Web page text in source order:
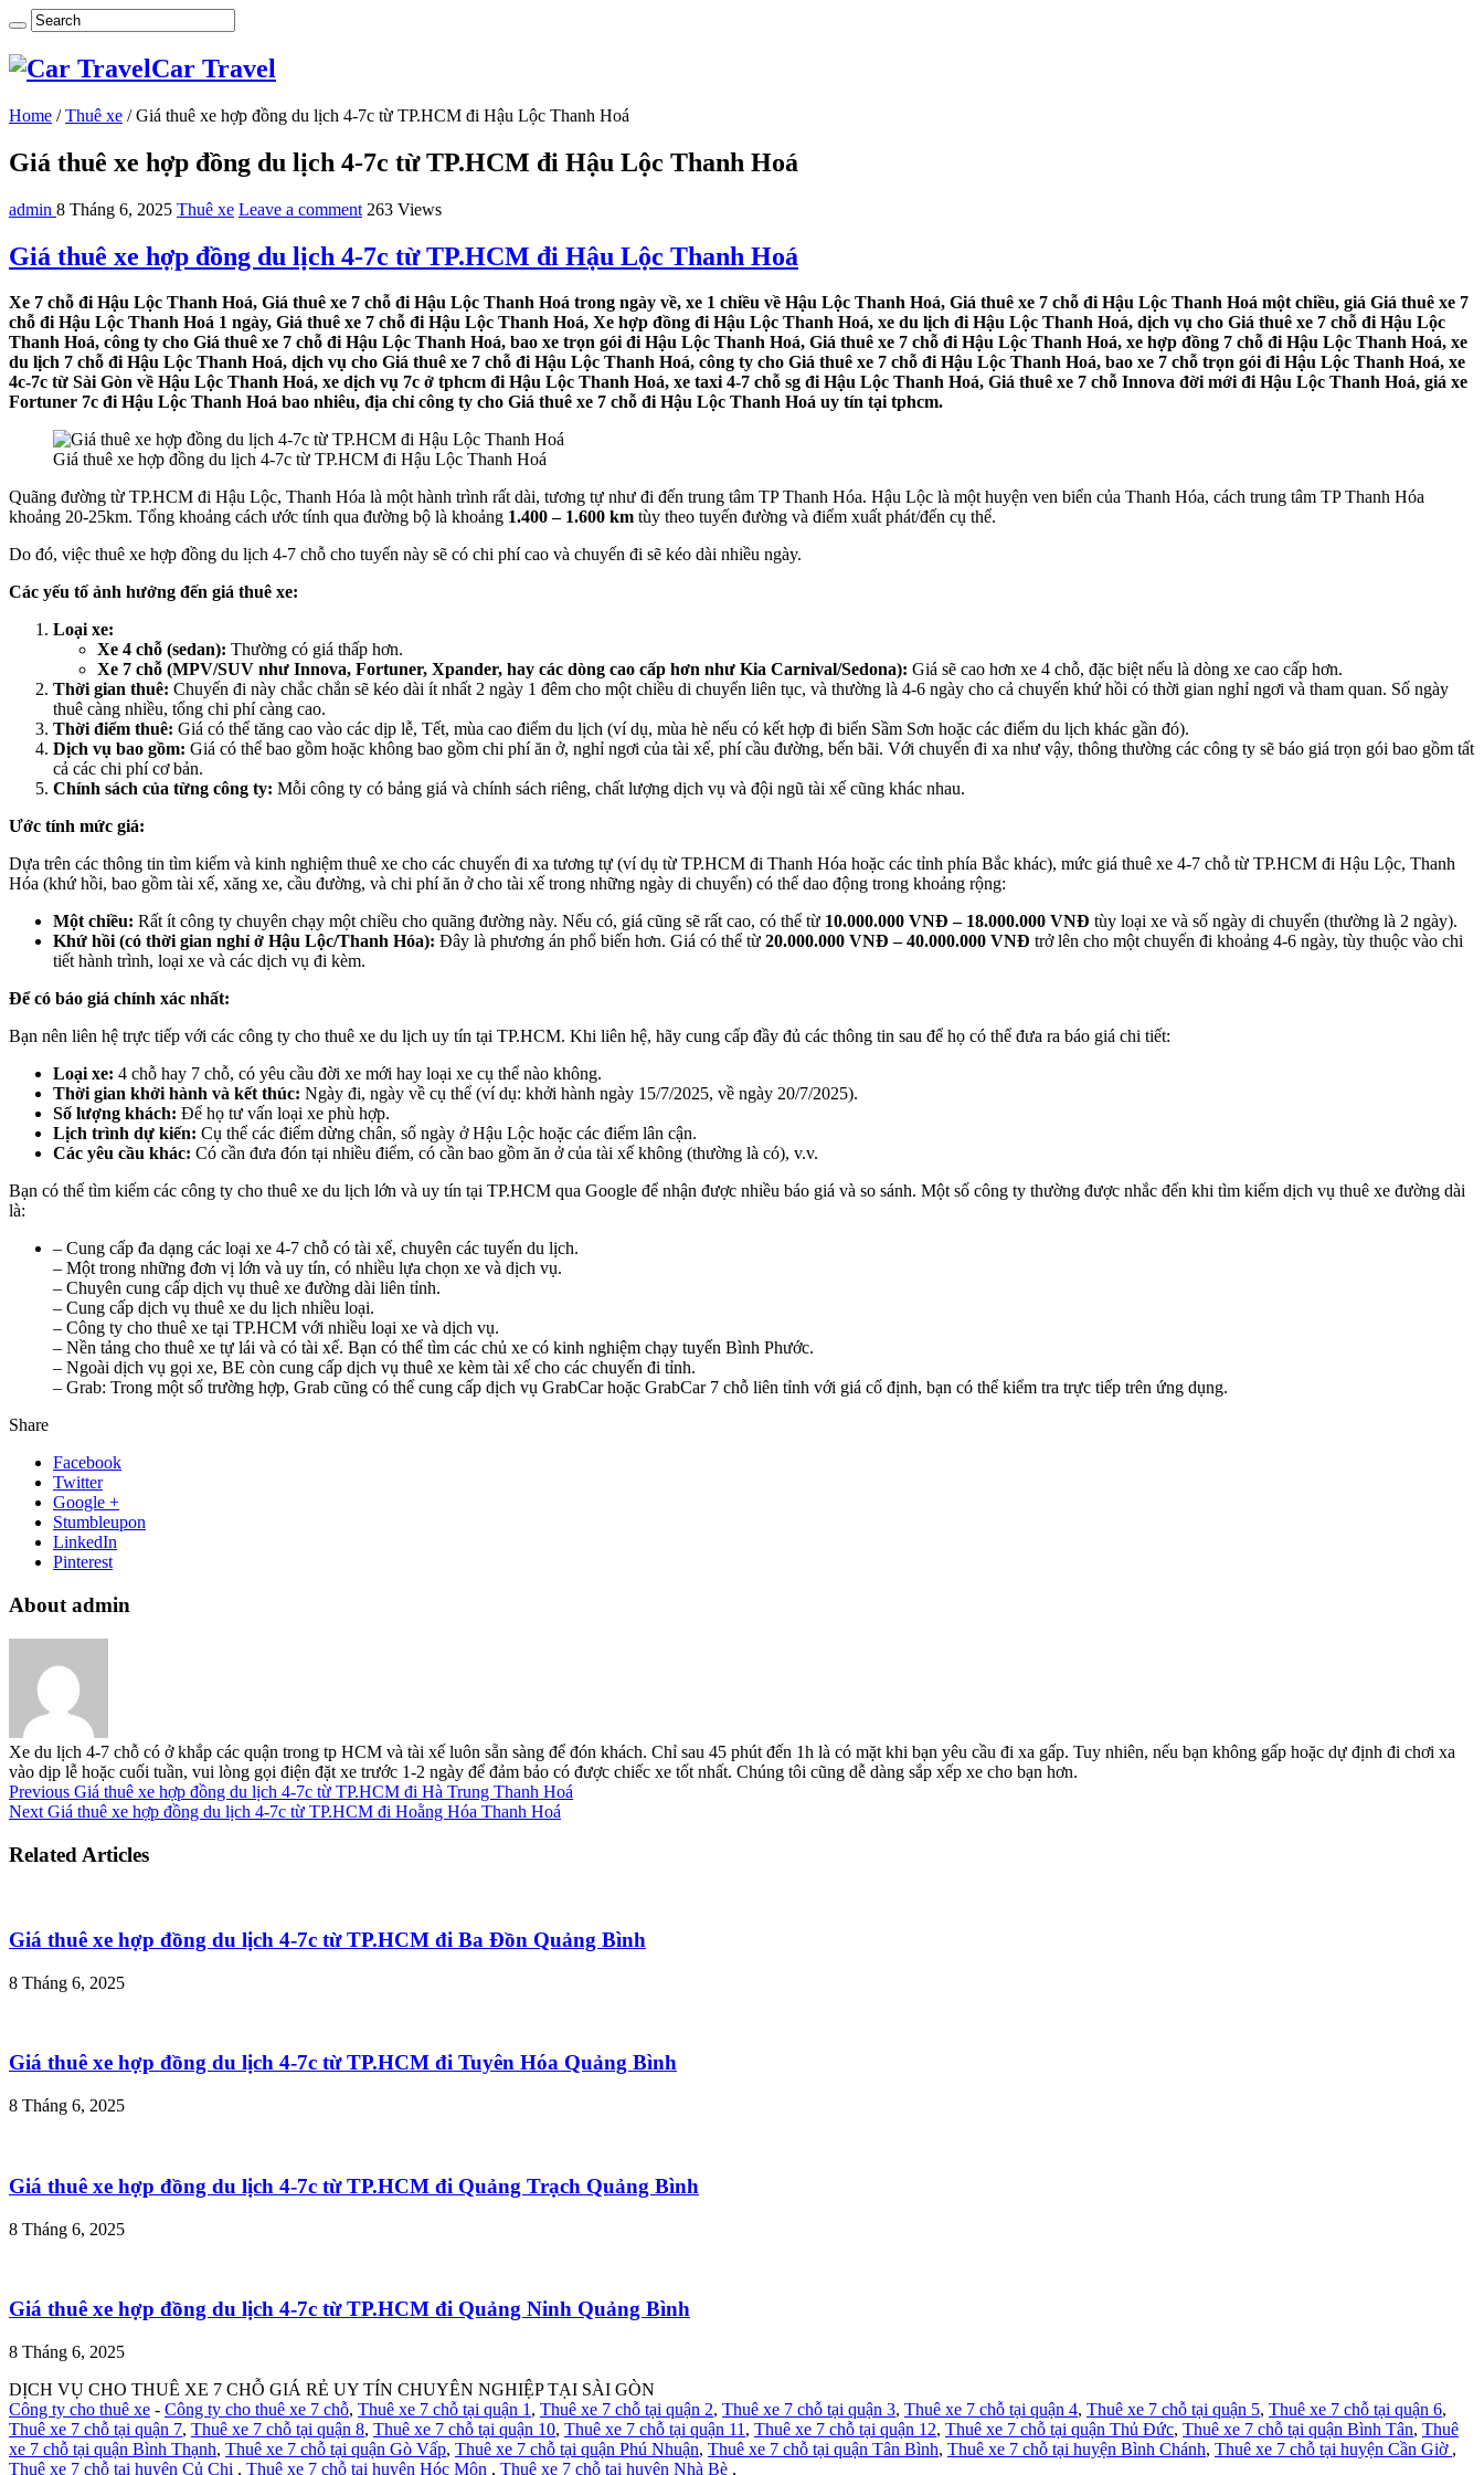
Car Travel
Home / Thuê xe / Giá thuê xe hợp đồng du lịch 4-7c từ TP.HCM đi Hậu Lộc Thanh Hoá
Giá thuê xe hợp đồng du lịch 4-7c từ TP.HCM đi Hậu Lộc Thanh Hoá
admin 8 Tháng 6, 2025 Thuê xe Leave a comment 263 Views
Giá thuê xe hợp đồng du lịch 4-7c từ TP.HCM đi Hậu Lộc Thanh Hoá
Xe 7 chỗ đi Hậu Lộc Thanh Hoá, Giá thuê xe 7 chỗ đi Hậu Lộc Thanh Hoá trong ngày về, xe 1 chiều về Hậu Lộc Thanh Hoá, Giá thuê xe 7 chỗ đi Hậu Lộc Thanh Hoá một chiều, giá Giá thuê xe 7
chỗ đi Hậu Lộc Thanh Hoá 1 ngày, Giá thuê xe 7 chỗ đi Hậu Lộc Thanh Hoá, Xe hợp đồng đi Hậu Lộc Thanh Hoá, xe du lịch đi Hậu Lộc Thanh Hoá, dịch vụ cho Giá thuê xe 7 chỗ đi Hậu Lộc
Thanh Hoá, công ty cho Giá thuê xe 7 chỗ đi Hậu Lộc Thanh Hoá, bao xe trọn gói đi Hậu Lộc Thanh Hoá, Giá thuê xe 7 chỗ đi Hậu Lộc Thanh Hoá, xe hợp đồng 7 chỗ đi Hậu Lộc Thanh Hoá, xe
du lịch 7 chỗ đi Hậu Lộc Thanh Hoá, dịch vụ cho Giá thuê xe 7 chỗ đi Hậu Lộc Thanh Hoá, công ty cho Giá thuê xe 7 chỗ đi Hậu Lộc Thanh Hoá, bao xe 7 chỗ trọn gói đi Hậu Lộc Thanh Hoá, xe
4c-7c từ Sài Gòn về Hậu Lộc Thanh Hoá, xe dịch vụ 7c ở tphcm đi Hậu Lộc Thanh Hoá, xe taxi 4-7 chỗ sg đi Hậu Lộc Thanh Hoá, Giá thuê xe 7 chỗ Innova đời mới đi Hậu Lộc Thanh Hoá, giá xe
Fortuner 7c đi Hậu Lộc Thanh Hoá bao nhiêu, địa chỉ công ty cho Giá thuê xe 7 chỗ đi Hậu Lộc Thanh Hoá uy tín tại tphcm.
Giá thuê xe hợp đồng du lịch 4-7c từ TP.HCM đi Hậu Lộc Thanh Hoá
Quãng đường từ TP.HCM đi Hậu Lộc, Thanh Hóa là một hành trình rất dài, tương tự như đi đến trung tâm TP Thanh Hóa. Hậu Lộc là một huyện ven biển của Thanh Hóa, cách trung tâm TP Thanh Hóa
khoảng 20-25km. Tổng khoảng cách ước tính qua đường bộ là khoảng 1.400 – 1.600 km tùy theo tuyến đường và điểm xuất phát/đến cụ thể.
Do đó, việc thuê xe hợp đồng du lịch 4-7 chỗ cho tuyến này sẽ có chi phí cao và chuyến đi sẽ kéo dài nhiều ngày.
Các yếu tố ảnh hưởng đến giá thuê xe:
Loại xe:
Xe 4 chỗ (sedan): Thường có giá thấp hơn.
Xe 7 chỗ (MPV/SUV như Innova, Fortuner, Xpander, hay các dòng cao cấp hơn như Kia Carnival/Sedona): Giá sẽ cao hơn xe 4 chỗ, đặc biệt nếu là dòng xe cao cấp hơn.
Thời gian thuê: Chuyến đi này chắc chắn sẽ kéo dài ít nhất 2 ngày 1 đêm cho một chiều di chuyển liên tục, và thường là 4-6 ngày cho cả chuyến khứ hồi có thời gian nghỉ ngơi và tham quan. Số ngày
thuê càng nhiều, tổng chi phí càng cao.
Thời điểm thuê: Giá có thể tăng cao vào các dịp lễ, Tết, mùa cao điểm du lịch (ví dụ, mùa hè nếu có kết hợp đi biển Sầm Sơn hoặc các điểm du lịch khác gần đó).
Dịch vụ bao gồm: Giá có thể bao gồm hoặc không bao gồm chi phí ăn ở, nghỉ ngơi của tài xế, phí cầu đường, bến bãi. Với chuyến đi xa như vậy, thông thường các công ty sẽ báo giá trọn gói bao gồm tất
cả các chi phí cơ bản.
Chính sách của từng công ty: Mỗi công ty có bảng giá và chính sách riêng, chất lượng dịch vụ và đội ngũ tài xế cũng khác nhau.
Ước tính mức giá:
Dựa trên các thông tin tìm kiếm và kinh nghiệm thuê xe cho các chuyến đi xa tương tự (ví dụ từ TP.HCM đi Thanh Hóa hoặc các tỉnh phía Bắc khác), mức giá thuê xe 4-7 chỗ từ TP.HCM đi Hậu Lộc, Thanh
Hóa (khứ hồi, bao gồm tài xế, xăng xe, cầu đường, và chi phí ăn ở cho tài xế trong những ngày di chuyển) có thể dao động trong khoảng rộng:
Một chiều: Rất ít công ty chuyên chạy một chiều cho quãng đường này. Nếu có, giá cũng sẽ rất cao, có thể từ 10.000.000 VNĐ – 18.000.000 VNĐ tùy loại xe và số ngày di chuyển (thường là 2 ngày).
Khứ hồi (có thời gian nghỉ ở Hậu Lộc/Thanh Hóa): Đây là phương án phổ biến hơn. Giá có thể từ 20.000.000 VNĐ – 40.000.000 VNĐ trở lên cho một chuyến đi khoảng 4-6 ngày, tùy thuộc vào chi
tiết hành trình, loại xe và các dịch vụ đi kèm.
Để có báo giá chính xác nhất:
Bạn nên liên hệ trực tiếp với các công ty cho thuê xe du lịch uy tín tại TP.HCM. Khi liên hệ, hãy cung cấp đầy đủ các thông tin sau để họ có thể đưa ra báo giá chi tiết:
Loại xe: 4 chỗ hay 7 chỗ, có yêu cầu đời xe mới hay loại xe cụ thể nào không.
Thời gian khởi hành và kết thúc: Ngày đi, ngày về cụ thể (ví dụ: khởi hành ngày 15/7/2025, về ngày 20/7/2025).
Số lượng khách: Để họ tư vấn loại xe phù hợp.
Lịch trình dự kiến: Cụ thể các điểm dừng chân, số ngày ở Hậu Lộc hoặc các điểm lân cận.
Các yêu cầu khác: Có cần đưa đón tại nhiều điểm, có cần bao gồm ăn ở của tài xế không (thường là có), v.v.
Bạn có thể tìm kiếm các công ty cho thuê xe du lịch lớn và uy tín tại TP.HCM qua Google để nhận được nhiều báo giá và so sánh. Một số công ty thường được nhắc đến khi tìm kiếm dịch vụ thuê xe đường dài
là:
– Cung cấp đa dạng các loại xe 4-7 chỗ có tài xế, chuyên các tuyến du lịch.
– Một trong những đơn vị lớn và uy tín, có nhiều lựa chọn xe và dịch vụ.
– Chuyên cung cấp dịch vụ thuê xe đường dài liên tỉnh.
– Cung cấp dịch vụ thuê xe du lịch nhiều loại.
– Công ty cho thuê xe tại TP.HCM với nhiều loại xe và dịch vụ.
– Nền tảng cho thuê xe tự lái và có tài xế. Bạn có thể tìm các chủ xe có kinh nghiệm chạy tuyến Bình Phước.
– Ngoài dịch vụ gọi xe, BE còn cung cấp dịch vụ thuê xe kèm tài xế cho các chuyến đi tỉnh.
– Grab: Trong một số trường hợp, Grab cũng có thể cung cấp dịch vụ GrabCar hoặc GrabCar 7 chỗ liên tỉnh với giá cố định, bạn có thể kiểm tra trực tiếp trên ứng dụng.
Share
Facebook
Twitter
Google +
Stumbleupon
LinkedIn
Pinterest
About admin
Xe du lịch 4-7 chỗ có ở khắp các quận trong tp HCM và tài xế luôn sẵn sàng để đón khách. Chỉ sau 45 phút đến 1h là có mặt khi bạn yêu cầu đi xa gấp. Tuy nhiên, nếu bạn không gấp hoặc dự định đi chơi xa
vào dịp lễ hoặc cuối tuần, vui lòng gọi điện đặt xe trước 1-2 ngày để đảm bảo có được chiếc xe tốt nhất. Chúng tôi cũng dễ dàng sắp xếp xe cho bạn hơn.
Previous Giá thuê xe hợp đồng du lịch 4-7c từ TP.HCM đi Hà Trung Thanh Hoá
Next Giá thuê xe hợp đồng du lịch 4-7c từ TP.HCM đi Hoằng Hóa Thanh Hoá
Related Articles
Giá thuê xe hợp đồng du lịch 4-7c từ TP.HCM đi Ba Đồn Quảng Bình
8 Tháng 6, 2025
Giá thuê xe hợp đồng du lịch 4-7c từ TP.HCM đi Tuyên Hóa Quảng Bình
8 Tháng 6, 2025
Giá thuê xe hợp đồng du lịch 4-7c từ TP.HCM đi Quảng Trạch Quảng Bình
8 Tháng 6, 2025
Giá thuê xe hợp đồng du lịch 4-7c từ TP.HCM đi Quảng Ninh Quảng Bình
8 Tháng 6, 2025
DỊCH VỤ CHO THUÊ XE 7 CHỖ GIÁ RẺ UY TÍN CHUYÊN NGHIỆP TẠI SÀI GÒN
Công ty cho thuê xe - Công ty cho thuê xe 7 chỗ, Thuê xe 7 chỗ tại quận 1 , Thuê xe 7 chỗ tại quận 2, Thuê xe 7 chỗ tại quận 3, Thuê xe 7 chỗ tại quận 4, Thuê xe 7 chỗ tại quận 5, Thuê xe 7 chỗ tại quận 6,
Thuê xe 7 chỗ tại quận 7, Thuê xe 7 chỗ tại quận 8, Thuê xe 7 chỗ tại quận 10, Thuê xe 7 chỗ tại quận 11 , Thuê xe 7 chỗ tại quận 12, Thuê xe 7 chỗ tại quận Thủ Đức, Thuê xe 7 chỗ tại quận Bình Tân, Thuê
xe 7 chỗ tại quận Bình Thạnh, Thuê xe 7 chỗ tại quận Gò Vấp, Thuê xe 7 chỗ tại quận Phú Nhuận, Thuê xe 7 chỗ tại quận Tân Bình, Thuê xe 7 chỗ tại huyện Bình Chánh, Thuê xe 7 chỗ tại huyện Cần Giờ ,
Thuê xe 7 chỗ tại huyện Củ Chi , Thuê xe 7 chỗ tại huyện Hóc Môn , Thuê xe 7 chỗ tại huyện Nhà Bè ,